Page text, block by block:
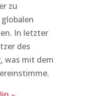
zu
In letzter
des
was mit dem